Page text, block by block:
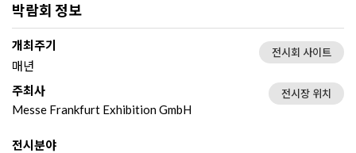
박람회 정보
개최주기
매년
전시회 사이트
주최사
Messe Frankfurt Exhibition GmbH
전시장 위치
전시분야